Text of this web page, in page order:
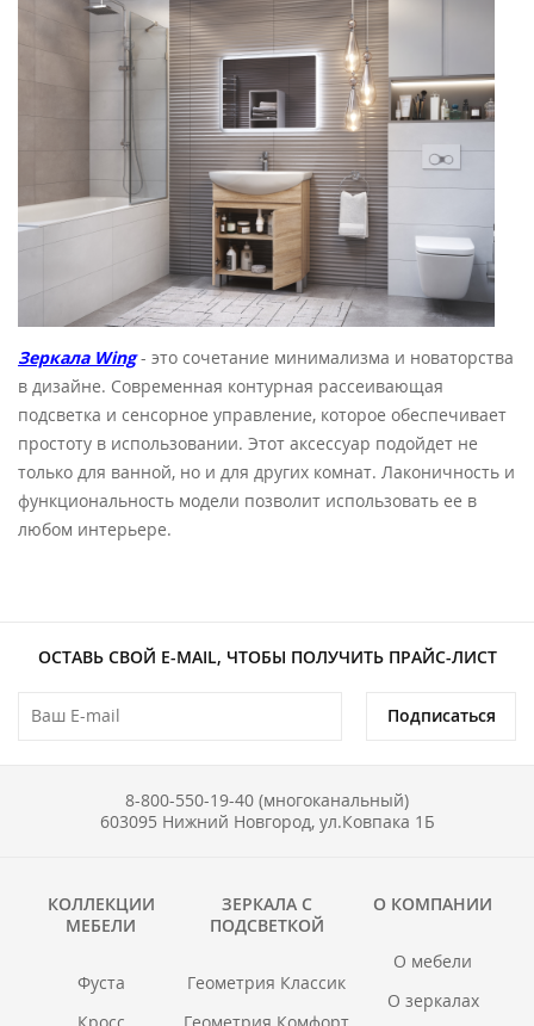
Зеркала Wing - это сочетание минимализма и новаторства
в дизайне. Современная контурная рассеивающая
подсветка и сенсорное управление, которое обеспечивает
простоту в использовании. Этот аксессуар подойдет не
только для ванной, но и для других комнат. Лаконичность и
функциональность модели позволит использовать ее в
любом интерьере.
ОСТАВЬ СВОЙ E-MAIL, ЧТОБЫ ПОЛУЧИТЬ ПРАЙС-ЛИСТ
Подписаться
8-800-550-19-40 (многоканальный)
603095 Нижний Новгород, ул.Ковпака 1Б
КОЛЛЕКЦИИ
МЕБЕЛИ
Фуста
Кросс
ЗЕРКАЛА С
ПОДСВЕТКОЙ
Геометрия Классик
Геометрия Комфорт
О КОМПАНИИ
О мебели
О зеркалах